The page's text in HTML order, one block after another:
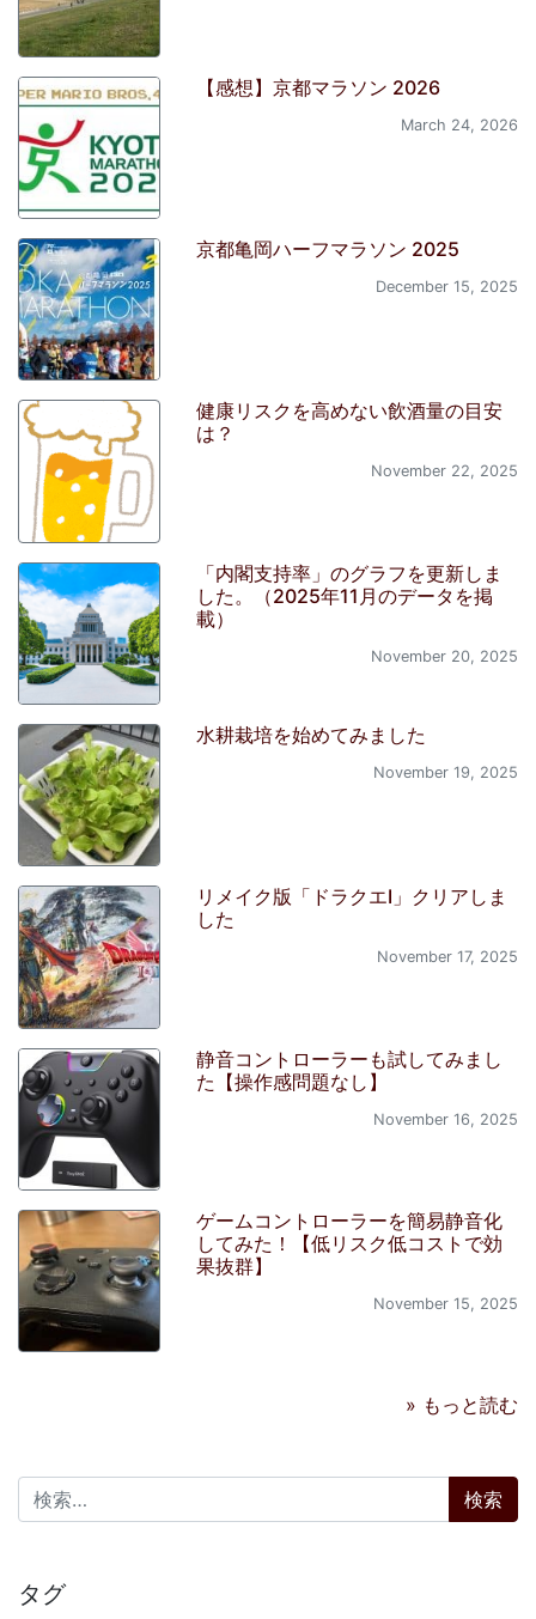
【感想】京都マラソン 2026
March 24, 2026
京都亀岡ハーフマラソン 2025
December 15, 2025
健康リスクを高めない飲酒量の目安
は？
November 22, 2025
「内閣支持率」のグラフを更新しま
した。（2025年11月のデータを掲
載）
November 20, 2025
水耕栽培を始めてみました
November 19, 2025
リメイク版「ドラクエI」クリアしま
した
November 17, 2025
静音コントローラーも試してみまし
た【操作感問題なし】
November 16, 2025
ゲームコントローラーを簡易静音化
してみた！【低リスク低コストで効
果抜群】
November 15, 2025
» もっと読む
検索:
タグ